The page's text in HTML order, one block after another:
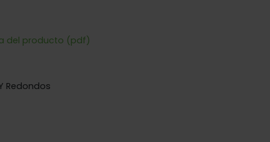
del producto (pdf)
Redondos